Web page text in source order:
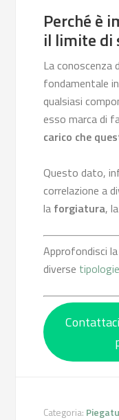
Perché è
il limite di
La conoscenza
fondamentale
qualsiasi
esso marca di
carico che
Questo dato,
correlazione a
la forgiatura, la
Approfondisci
diverse
Categoria: